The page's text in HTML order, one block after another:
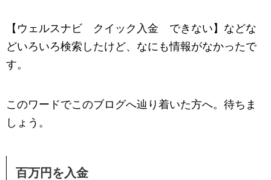
【ウェルスナビ クイック入金 できない】などな
どいろいろ検索したけど、なにも情報がなかったで
す。
このワードでこのブログへ辿り着いた方へ。待ちま
しょう。
百万円を入金